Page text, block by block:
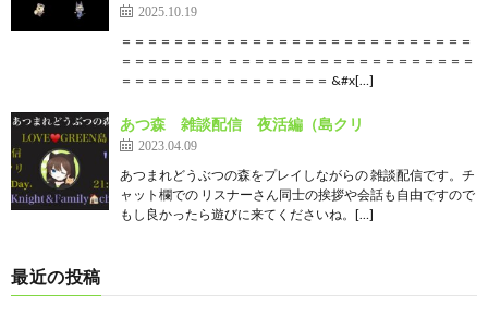
2025.10.19
＝＝＝＝＝＝＝＝＝＝＝＝＝＝＝＝＝＝＝＝＝＝＝＝＝＝＝
＝＝＝＝＝＝＝＝ ＝＝＝＝＝＝＝＝＝＝＝＝＝＝＝＝＝＝＝
＝＝＝＝＝＝＝＝＝＝＝＝＝＝＝＝ &#x[…]
あつ森 雑談配信 夜活編（島クリ
2023.04.09
あつまれどうぶつの森をプレイしながらの 雑談配信です。チ
ャット欄での リスナーさん同士の挨拶や会話も自由ですので
もし良かったら遊びに来てくださいね。[…]
最近の投稿